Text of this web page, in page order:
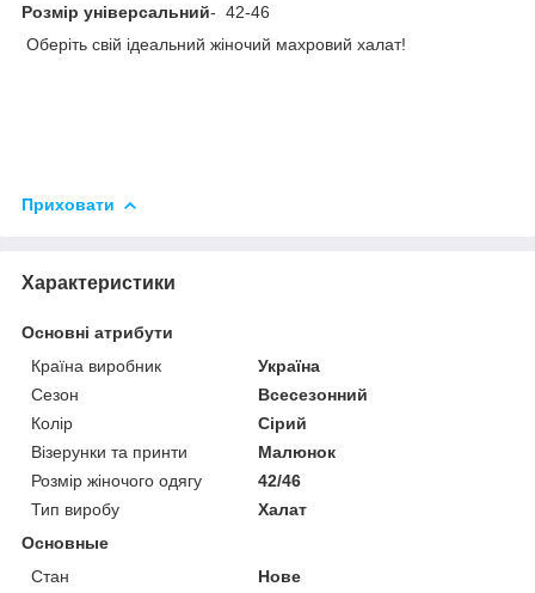
Розмір універсальний- 42-46
Оберіть свій ідеальний жіночий махровий халат!
Приховати
Характеристики
Основні атрибути
Країна виробник
Україна
Сезон
Всесезонний
Колір
Сірий
Візерунки та принти
Малюнок
Розмір жіночого одягу
42/46
Тип виробу
Халат
Основные
Стан
Нове